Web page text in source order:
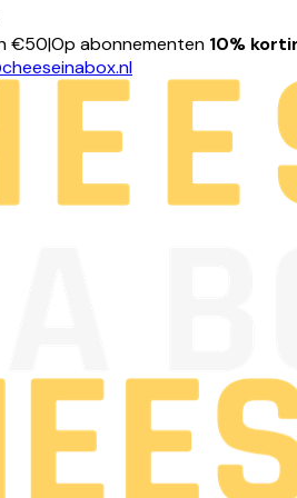
€50|Op abonnementen 10%